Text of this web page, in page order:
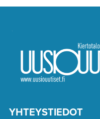
YHTEYSTIEDOT